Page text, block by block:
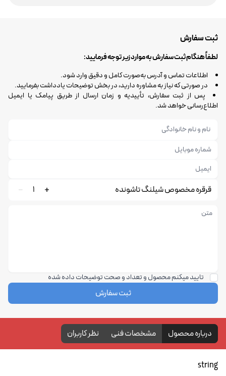
ثبت سفارش
لطفاً هنگام ثبت سفارش به موارد زیر توجه فرمایید:
اطلاعات تماس و آدرس به‌صورت کامل و دقیق وارد شود.
در صورتی که نیاز به مشاوره دارید، در بخش توضیحات یادداشت بفرمایید.
پس از ثبت سفارش، تأییدیه و زمان ارسال از طریق پیامک یا ایمیل
اطلاع‌رسانی خواهد شد.
قرقره مخصوص شیلنگ تاشونده 1
تایید میکنم محصول و تعداد و صحت توضیحات داده شده
ثبت سفارش
درباره محصول مشخصات فنی نظر کاربران
string